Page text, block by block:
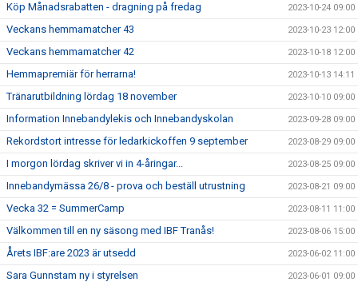
Köp Månadsrabatten - dragning på fredag 2023-10-24 09:00
Veckans hemmamatcher 43 2023-10-23 12:00
Veckans hemmamatcher 42 2023-10-18 12:00
Hemmapremiär för herrarna! 2023-10-13 14:11
Tränarutbildning lördag 18 november 2023-10-10 09:00
Information Innebandylekis och Innebandyskolan 2023-09-28 09:00
Rekordstort intresse för ledarkickoffen 9 september 2023-08-29 09:00
I morgon lördag skriver vi in 4-åringar... 2023-08-25 09:00
Innebandymässa 26/8 - prova och beställ utrustning 2023-08-21 09:00
Vecka 32 = SummerCamp 2023-08-11 11:00
Välkommen till en ny säsong med IBF Tranås! 2023-08-06 15:00
Årets IBF:are 2023 är utsedd 2023-06-02 11:00
Sara Gunnstam ny i styrelsen 2023-06-01 09:00